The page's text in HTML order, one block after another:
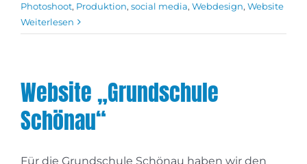
Photoshoot, Produktion, social media, Webdesign, Website
Weiterlesen
Website „Grundschule
Schönau“
Für die Grundschule Schönau haben wir den